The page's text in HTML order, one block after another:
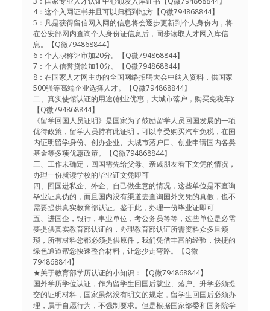
4：这个入网证书并且可以归档到地方【Q微794868844】
5：凡是获得留信网入网的信息将会逐步更新到个人身份内，将
在公安部网内查询个人身份证信息后，同步读取人才网入库信
息。【Q微794868844】
6：个人职称评审加20分。【Q微794868844】
7：个人信誉贷款加10分。【Q微794868844】
8：在国家人才网主办的全国网络招聘大会中纳入资料，供国家
500强等高端企业选择人才。【Q微794868844】
二、真实使馆认证的用途(创业优惠，大城市落户，购买免税车):
【Q微794868844】
《留学回国人员证明》是国家为了鼓励留学人员回国发展的一项
优待政策，留学人员持有此证明，可以享受购买汽车免税，在国
内证明留学身份、创办企业、大城市落户口、创业申请国内各类
基金等多项优惠政策。【Q微794868844】
三、工作未确定，回国需先给父母、亲戚朋友看下文凭的情况，
办理一份就读学校的毕业证文凭即可
四、回国进私企、外企、自己做生意的情况，这些单位是不查询
毕业证真伪的，而且国内没有渠道去查询国外文凭的真假，也不
需要提供真实教育部认证。鉴于此，办理一份毕业证即可
五、进国企，银行，事业单位，考公务员等等，这些单位是必需
要提供真实教育部认证的，办理教育部认证所需资料众多且烦
琐，所有材料您都必须提供原件，我们凭借丰富的经验，快捷的
绿色通道帮您快速整合材料，让您少走弯路。【Q微
794868844】
★关于教育部学历认证的小知识：【Q微794868844】
国外学历学位认证，作为留学生回国后就业、落户、升学必须提
交的证明材料，国家虽然没有明文的规定，留学生回国后必须办
理，属于自愿行为，不强制要求。但是根据国家部委和国务院学